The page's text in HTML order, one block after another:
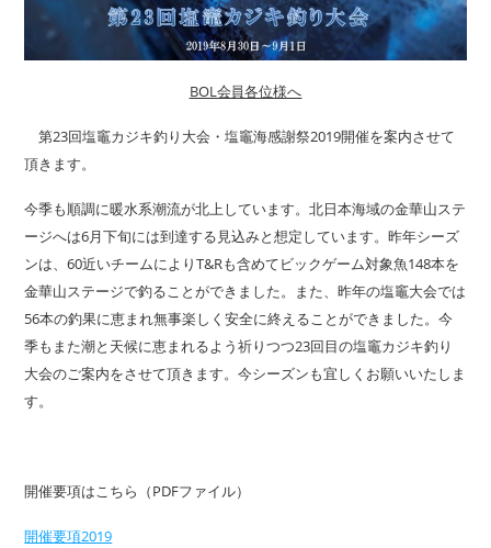
BOL会員各位様へ
第23回塩竈カジキ釣り大会・塩竈海感謝祭2019開催を案内させて
頂きます。
今季も順調に暖水系潮流が北上しています。北日本海域の金華山ステ
ージへは6月下旬には到達する見込みと想定しています。昨年シーズ
ンは、60近いチームによりT&Rも含めてビックゲーム対象魚148本を
金華山ステージで釣ることができました。また、昨年の塩竈大会では
56本の釣果に恵まれ無事楽しく安全に終えることができました。今
季もまた潮と天候に恵まれるよう祈りつつ23回目の塩竈カジキ釣り
大会のご案内をさせて頂きます。今シーズンも宜しくお願いいたしま
す。
開催要項はこちら（PDFファイル）
開催要項2019